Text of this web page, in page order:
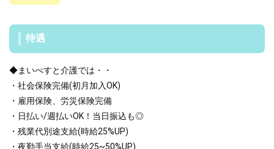
待遇
◆まいべすと介護では・・
・社会保険完備(初月加入OK)
・雇用保険、労災保険完備
・日払い/週払いOK！当日振込も◎
・残業代別途支給(時給25%UP)
・夜勤手当支給(時給25~50%UP)